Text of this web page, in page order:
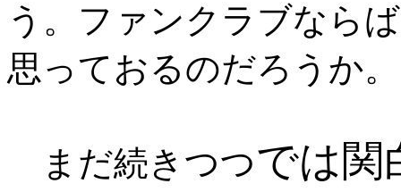
う。ファンクラブなら
思っておるのだろうか。
まだ続きつつでは関